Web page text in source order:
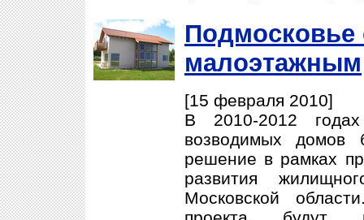
Подмосковье
малоэтажным
[15 февраля 2010]
В 2010-2012
возводимых домов
решение в рамках
развития
Московской